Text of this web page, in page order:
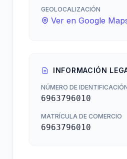
GEOLOCALIZACIÓN
Ver en Google
INFORMACIÓN
NÚMERO DE
6963796010
MATRÍCULA DE COMERCIO
6963796010